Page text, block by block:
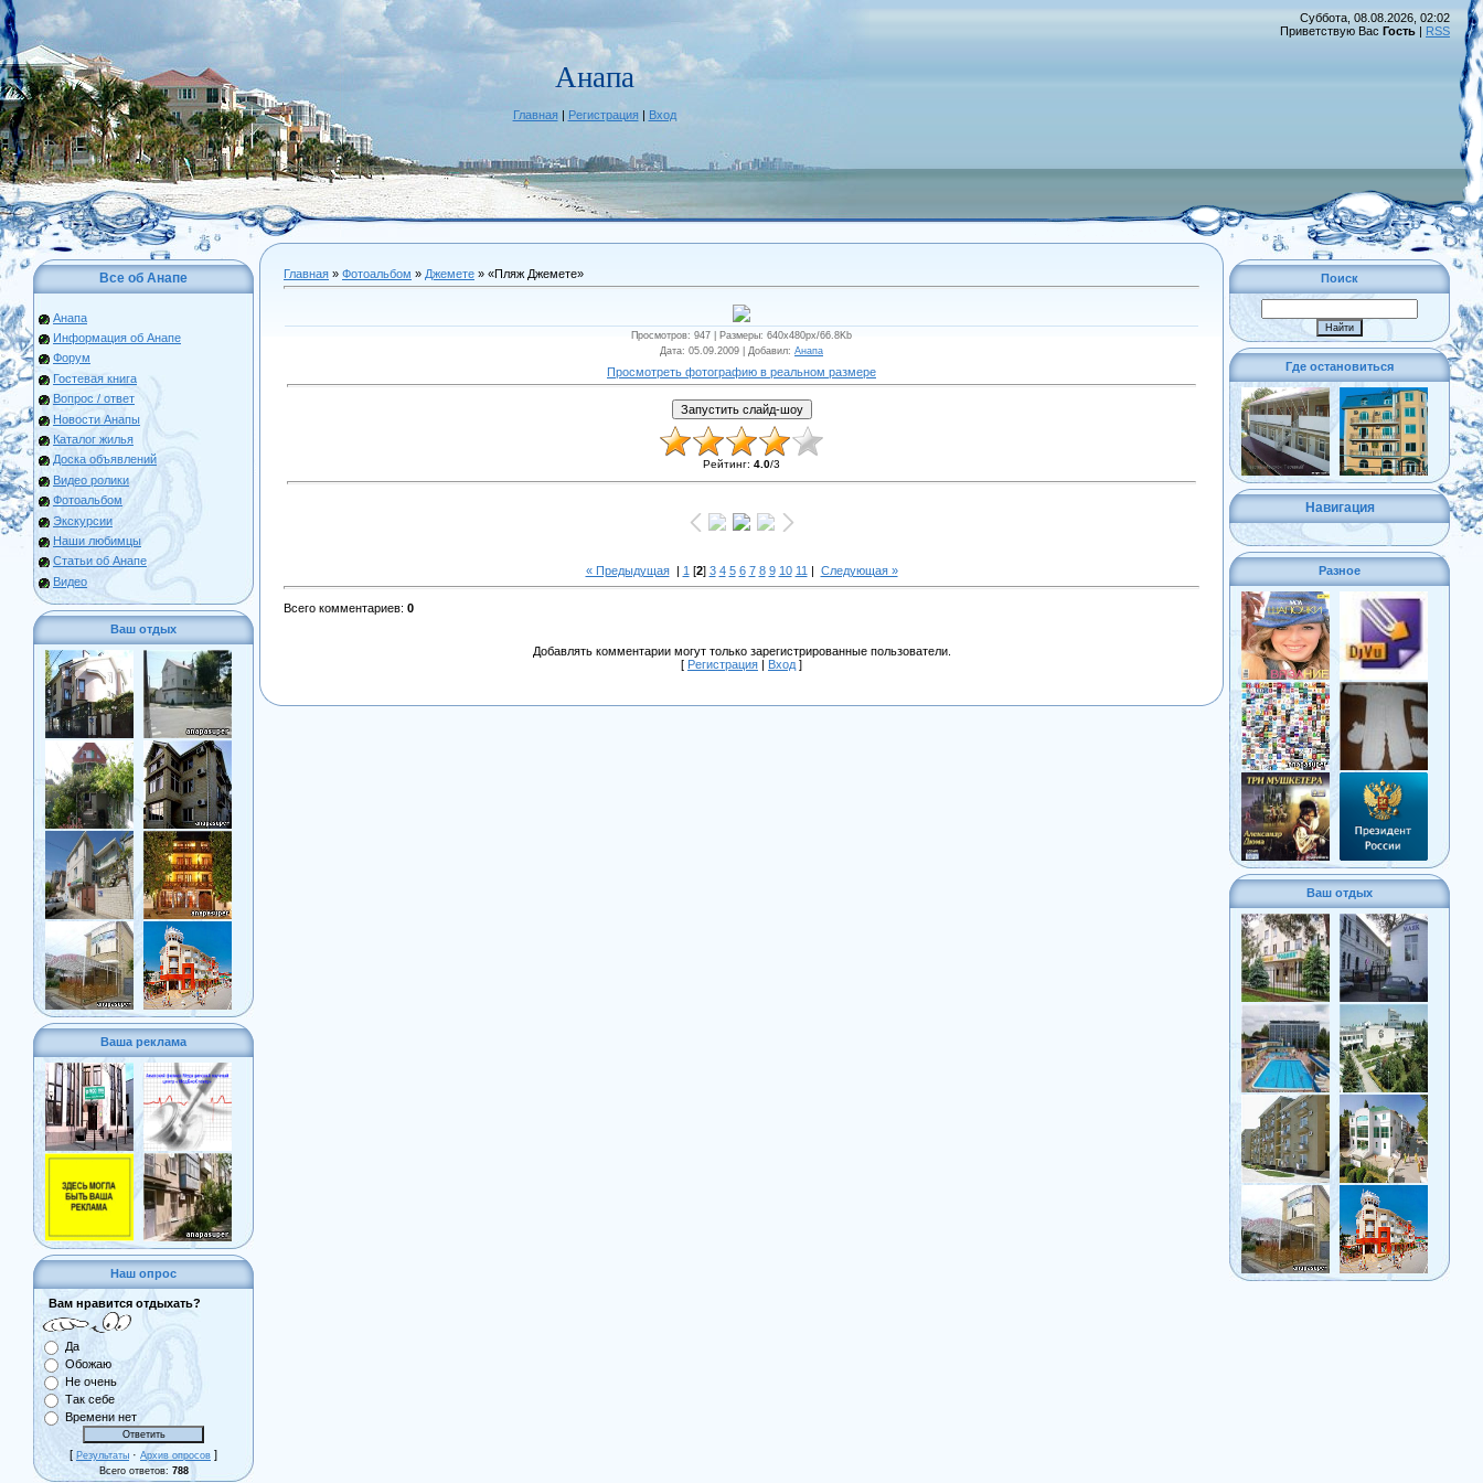
Анапа
Главная| Регистрация| Вход
Суббота, 08.08.2026, 02:02
Приветствую Вас Гость | RSS
Все об Анапе
Анапа
Информация об Анапе
Форум
Гостевая книга
Вопрос / ответ
Новости Анапы
Каталог жилья
Доска объявлений
Видео ролики
Фотоальбом
Экскурсии
Наши любимцы
Статьи об Анапе
Видео
Ваш отдых
Ваша реклама
Наш опрос
Вам нравится отдыхать?
Да
Обожаю
Не очень
Так себе
Времени нет
[ Результаты · Архив опросов ]
Всего ответов: 788
Главная » Фотоальбом » Джемете » «Пляж Джемете»
Просмотров: 947 | Размеры: 640x480px/66.8Kb
Дата: 05.09.2009 | Добавил: Анапа
Просмотреть фотографию в реальном размере
Рейтинг: 4.0/3
« Предыдущая| 1 [2] 3 4 5 6 7 8 9 10 11 | Следующая »
Всего комментариев: 0
Добавлять комментарии могут только зарегистрированные пользователи.
[ Регистрация Вход ]
Поиск
Где остановиться
Навигация
Разное
Ваш отдых